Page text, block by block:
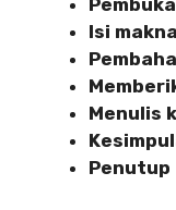
Isi
Menulis
Penutup